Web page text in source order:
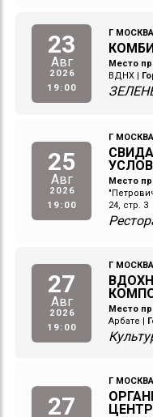
23
Авг
2026
19:00
Г МОСКВА
Место
ВДНХ |
25
Авг
2026
19:00
Г МОСКВА
Место
24, стр. 3
27
Авг
2026
19:00
Г МОСКВА
Место
Арбате
27
Г МОСКВА